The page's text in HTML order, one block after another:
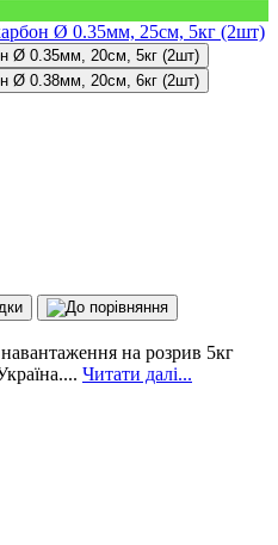
Ø 0.35мм, 20см, 5кг (2шт)
Ø 0.38мм, 20см, 6кг (2шт)
на розрив 5кг
Читати далі...